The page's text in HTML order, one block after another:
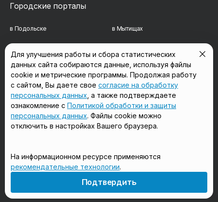
Городские порталы
в Подольске в Мытищах
в Сергиевом Посаде в Люберцах
в Красногорске в Королёве
в Домодедово в Щёлково
18+
Мы в соцсетях
Для улучшения работы и сбора статистических
данных сайта собираются данные, используя файлы
cookie и метрические программы. Продолжая работу
с сайтом, Вы даете свое согласие на обработку
персональных данных , а также подтверждаете
ознакомление с Политикой обработки и защиты
персональных данных. Файлы cookie можно
отключить в настройках Вашего браузера.
На информационном ресурсе применяются
рекомендательные технологии.
Подтвердить